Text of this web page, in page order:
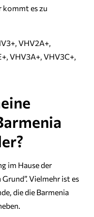
kommt es zu
VHV2A+,
VHV3A+, VHV3C+,
im Hause der
Vielmehr ist es
die die Barmenia